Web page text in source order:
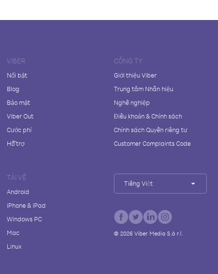
VIBER
Nổi bật
Blog
Bảo mật
Viber Out
Cước phí
Hỗ trợ
CÔNG TY
Giới thiệu Viber
Trung tâm Nhãn hiệu
Nghề nghiệp
Điều khoản & Chính sách
Chính sách Quyền riêng tư
Customer Complaints Code
TẢI VỀ
Android
iPhone & iPad
Windows PC
Mac
Linux
Tiếng Việt
© 2026Viber Media S.à r.l.